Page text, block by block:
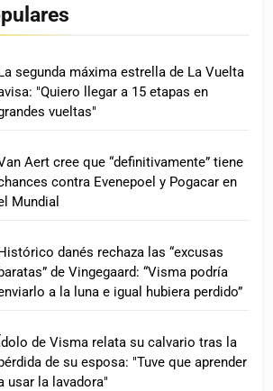
segunda máxima estrella de La Vuelta
"Quiero llegar a 15 etapas en
vueltas"
Aert cree que “definitivamente” tiene
contra Evenepoel y Pogacar en
Mundial
danés rechaza las “excusas
baratas” de Vingegaard: “Visma podría
a la luna e igual hubiera perdido”
de Visma relata su calvario tras la
de su esposa: "Tuve que aprender
usar la lavadora"